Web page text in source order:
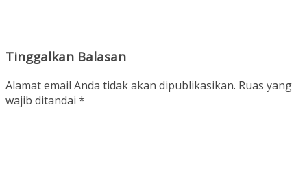
Tinggalkan Balasan
Alamat email Anda tidak akan dipublikasikan. Ruas yang
wajib ditandai *